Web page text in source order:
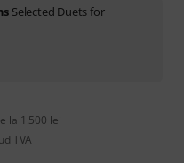
Selected Duets for
la 1.500 lei
TVA